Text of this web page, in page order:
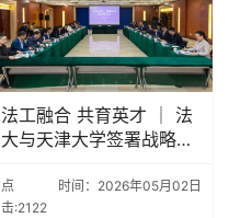
法工融合 共育英才 ｜ 法
大与天津大学签署战略合
点
击:2122
时间：2026年05月02日